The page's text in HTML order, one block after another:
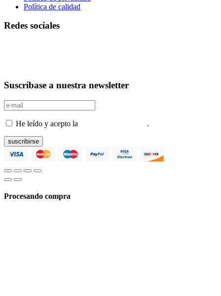
Política de calidad
Redes sociales
Suscríbase a nuestra newsletter
He leído y acepto la .
suscribirse
Procesando compra